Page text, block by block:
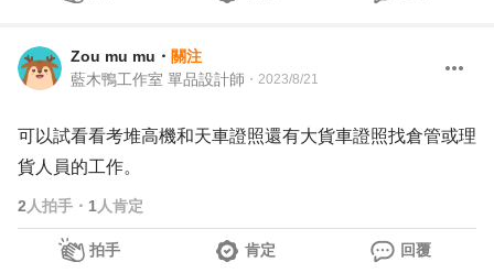
Zou mu mu ・ 關注
藍木鴨工作室 單品設計師 ・ 2023/8/21
可以試看看考堆高機和天車證照還有大貨車證照找倉管或理
貨人員的工作。
2 人拍手 ・ 1 人肯定
拍手 肯定 回覆